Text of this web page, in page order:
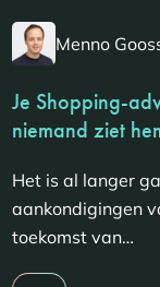
Menno
Je Shopping-
niemand ziet
Het is al langer
aankondigingen
toekomst van…